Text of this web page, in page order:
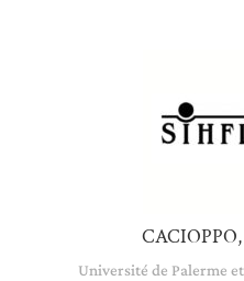
Université de Palerme